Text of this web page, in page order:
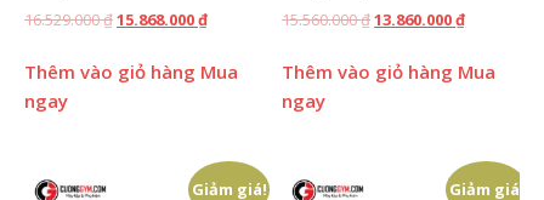
16.529.000₫15.868.000₫
Thêm vào giỏ hàng Mua
ngay
15.560.000₫13.860.000₫
Thêm vào giỏ hàng Mua
ngay
Giảm giá! Giảm giá!